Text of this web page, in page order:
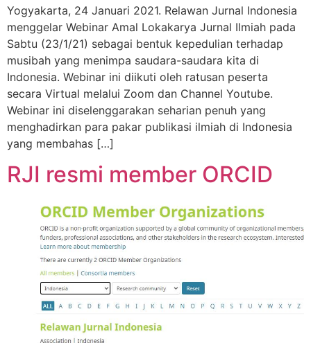
Yogyakarta, 24 Januari 2021. Relawan Jurnal Indonesia
menggelar Webinar Amal Lokakarya Jurnal Ilmiah pada
Sabtu (23/1/21) sebagai bentuk kepedulian terhadap
musibah yang menimpa saudara-saudara kita di
Indonesia. Webinar ini diikuti oleh ratusan peserta
secara Virtual melalui Zoom dan Channel Youtube.
Webinar ini diselenggarakan seharian penuh yang
menghadirkan para pakar publikasi ilmiah di Indonesia
yang membahas […]
RJI resmi member ORCID